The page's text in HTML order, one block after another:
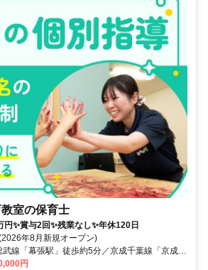
室の保育士
✨賞与2回✨残業なし✨年休120日
年8月新規オープン)
線「幕張駅」徒歩約5分／京成千葉線「京成幕
円